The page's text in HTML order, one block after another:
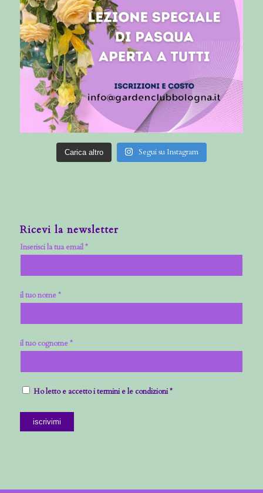
Carica altro Segui su Instagram
Ricevi la newsletter
Inserisci la tua email *
il tuo nome *
il tuo cognome *
Ho letto e accetto i termini e le condizioni *